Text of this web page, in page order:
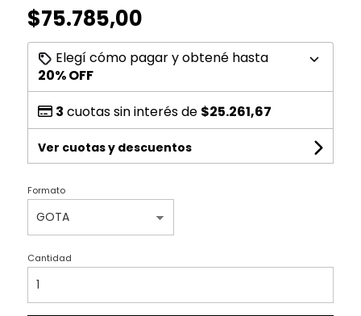
$75.785,00
Elegí cómo pagar y obtené hasta
20% OFF
3 cuotas sin interés de $25.261,67
Ver cuotas y descuentos
Formato
Cantidad